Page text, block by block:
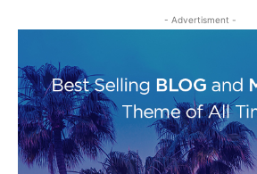
- Advertisment -